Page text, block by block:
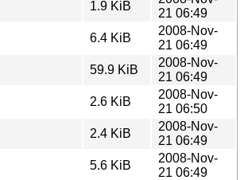
1.9 KiB
21 06:49
6.4 KiB
2008-Nov-
21 06:49
59.9 KiB
2008-Nov-
21 06:49
2.6 KiB
2008-Nov-
21 06:50
2.4 KiB
2008-Nov-
21 06:49
5.6 KiB
2008-Nov-
21 06:49